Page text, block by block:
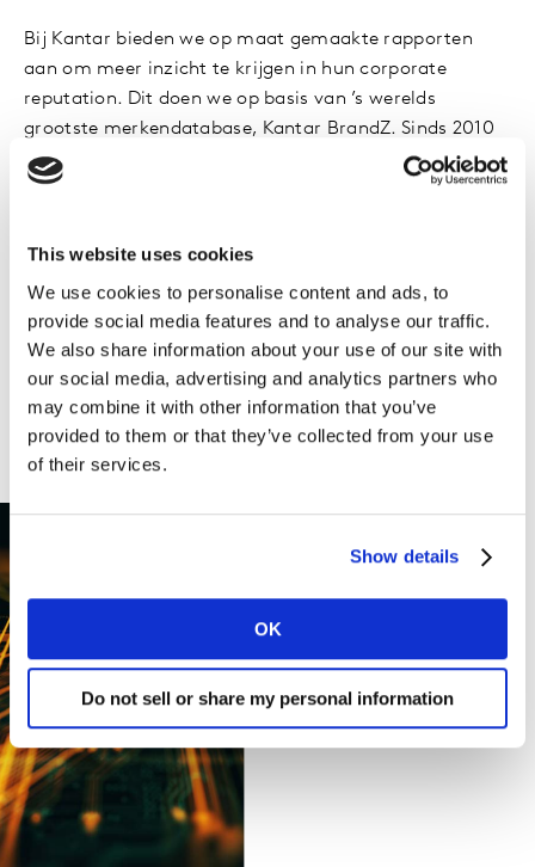
This website uses cookies
We use cookies to personalise content and ads, to
provide social media features and to analyse our traffic.
We also share information about your use of our site with
our social media, advertising and analytics partners who
may combine it with other information that you’ve
provided to them or that they’ve collected from your use
of their services.
Show details
OK
Do not sell or share my personal information
Bij Kantar bieden we op maat gemaakte rapporten
aan om meer inzicht te krijgen in hun corporate
reputation. Dit doen we op basis van ’s werelds
grootste merkendatabase, Kantar BrandZ. Sinds 2010
hebben we de corporate reputation van meer dan
10.000 merken gevolgd. Het Kantar BrandZ Corporate
reputatie bij het succes van een merk, inclusief
ervan. Het rapport kwantificeert de prestaties van een
merk ten opzichte van benchmarks zodat je als merk
weet waar je aandacht aan moet besteden om de
gecommuniceerde merkassociaties en corporate
reputation in lijn te brengen.